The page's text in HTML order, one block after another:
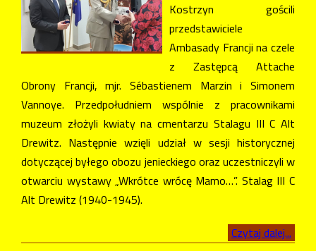
Kostrzyn gościli
przedstawiciele
Ambasady Francji na czele
z Zastępcą Attache
Obrony Francji, mjr. Sébastienem Marzin i Simonem
Vannoye. Przedpołudniem wspólnie z pracownikami
muzeum złożyli kwiaty na cmentarzu Stalagu III C Alt
Drewitz. Następnie wzięli udział w sesji historycznej
dotyczącej byłego obozu jenieckiego oraz uczestniczyli w
otwarciu wystawy „Wkrótce wrócę Mamo…”. Stalag III C
Alt Drewitz (1940-1945).
Czytaj dalej...